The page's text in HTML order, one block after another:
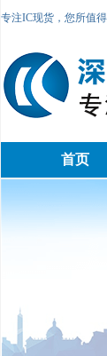
专注IC现货，您所值
首页